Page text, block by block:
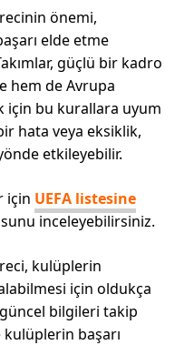
önemi,
elde etme
güçlü bir kadro
hem de Avrupa
için bu kurallara uyum
hata veya eksiklik,
etkileyebilir.
için UEFA listesine
inceleyebilirsiniz.
kulüplerin
için oldukça
bilgileri takip
başarı